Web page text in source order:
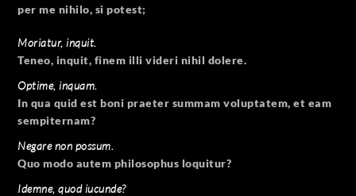
per me nihilo, si potest;
Moriatur, inquit.
Teneo, inquit, finem illi videri nihil dolere.
Optime, inquam.
In qua quid est boni praeter summam voluptatem, et eam
sempiternam?
Negare non possum.
Quo modo autem philosophus loquitur?
Idemne, quod iucunde?